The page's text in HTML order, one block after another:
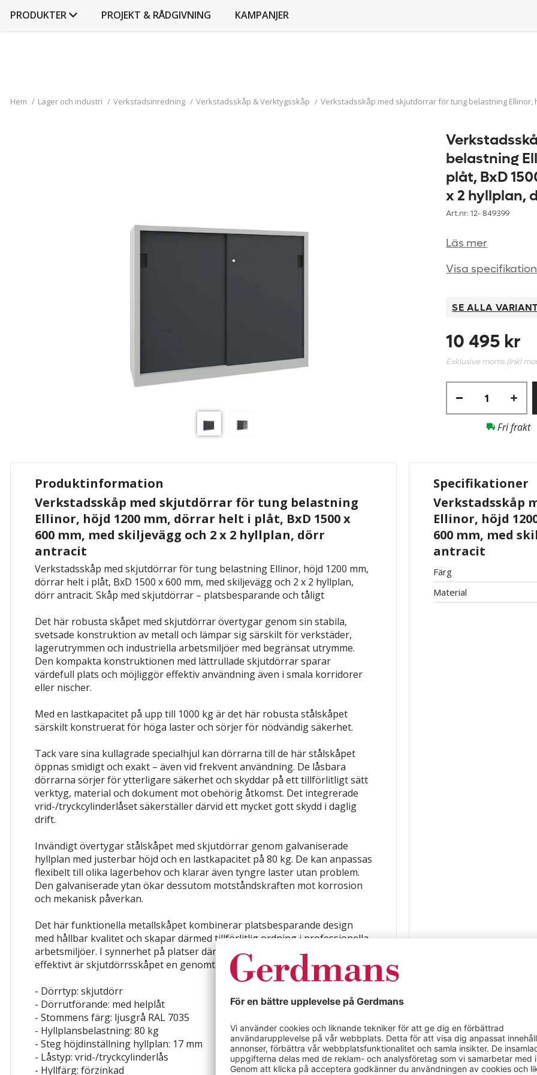
PRODUKTER PROJEKT & RÅDGIVNING KAMPANJER
Hem / Lager och industri / Verkstadsinredning / Verkstadsskåp & Verktygsskåp / Verkstadsskåp med skjutdörrar för tung belastning Ellinor,
belastning
plåt, BxD
x 2 hyllplan,
Art.nr: 12-849399
Läs mer
Visa
SE ALLA
10 495 kr
Exklusive moms (Inkl
Fri frakt
Produktinformation
Verkstadsskåp med skjutdörrar för tung belastning
Ellinor, höjd 1200 mm, dörrar helt i plåt, BxD 1500 x
600 mm, med skiljevägg och 2 x 2 hyllplan, dörr
antracit
Verkstadsskåp med skjutdörrar för tung belastning Ellinor, höjd 1200 mm,
dörrar helt i plåt, BxD 1500 x 600 mm, med skiljevägg och 2 x 2 hyllplan,
dörr antracit. Skåp med skjutdörrar – platsbesparande och tåligt
Det här robusta skåpet med skjutdörrar övertygar genom sin stabila,
svetsade konstruktion av metall och lämpar sig särskilt för verkstäder,
lagerutrymmen och industriella arbetsmiljöer med begränsat utrymme.
Den kompakta konstruktionen med lättrullade skjutdörrar sparar
värdefull plats och möjliggör effektiv användning även i smala korridorer
eller nischer.
Med en lastkapacitet på upp till 1000 kg är det här robusta stålskåpet
särskilt konstruerat för höga laster och sörjer för nödvändig säkerhet.
Tack vare sina kullagrade specialhjul kan dörrarna till de här stålskåpet
öppnas smidigt och exakt – även vid frekvent användning. De låsbara
dörrarna sörjer för ytterligare säkerhet och skyddar på ett tillförlitligt sätt
verktyg, material och dokument mot obehörig åtkomst. Det integrerade
vrid-/tryckcylinderlåset säkerställer därvid ett mycket gott skydd i daglig
drift.
Invändigt övertygar stålskåpet med skjutdörrar genom galvaniserade
hyllplan med justerbar höjd och en lastkapacitet på 80 kg. De kan anpassas
flexibelt till olika lagerbehov och klarar även tyngre laster utan problem.
Den galvaniserade ytan ökar dessutom motståndskraften mot korrosion
och mekanisk påverkan.
Det här funktionella metallskåpet kombinerar platsbesparande design
med hållbar kvalitet och skapar därmed tillförlitlig ordning i professionella
arbetsmiljöer. I synnerhet på platser där utrymmet måste utnyttjas
effektivt är skjutdörrsskåpet en genomtänkt och stabil lösning.
- Dörrtyp: skjutdörr
- Dörrutförande: med helplåt
- Stommens färg: ljusgrå RAL 7035
- Hyllplansbelastning: 80 kg
- Steg höjdinställning hyllplan: 17 mm
- Låstyp: vrid-/tryckcylinderlås
- Hyllfärg: förzinkad
Specifikationer
Verkstadsskåp
Ellinor, höjd
600 mm, med
antracit
Färg
Material